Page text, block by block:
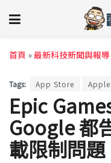
首頁 »最新科技新聞與報導
Tags: App Store Apple
Epic
Google 都
載限制問題